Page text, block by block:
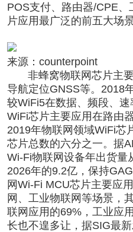
POS支付、路由器/CPE
片应用最广泛的前五大场景
来源：counterpoint
非蜂窝物联网芯片主要
导航定位GNSS等。2018
较WiFi5在数据、频段、
WiFi芯片主要应用在路由
2019年物联网领域WiFi芯
芯片总数的六分之一。据
Wi-Fi物联网设备年出货量
2026年的9.2亿，保持
网Wi-Fi MCU芯片主要应
网、工业物联网等场景，
联网应用的69%，工业应
长也不遑多让，据SIG最